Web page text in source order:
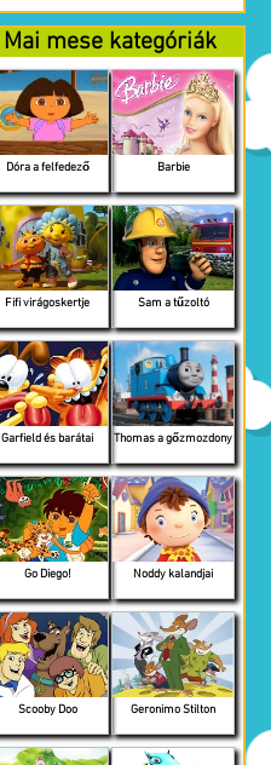
Mai mese kategóriák
Dóra a felfedező Barbie
Fifi virágoskertje Sam a tűzoltó
Garfield és barátai Thomas a gőzmozdony
Go Diego! Noddy kalandjai
Scooby Doo Geronimo Stilton